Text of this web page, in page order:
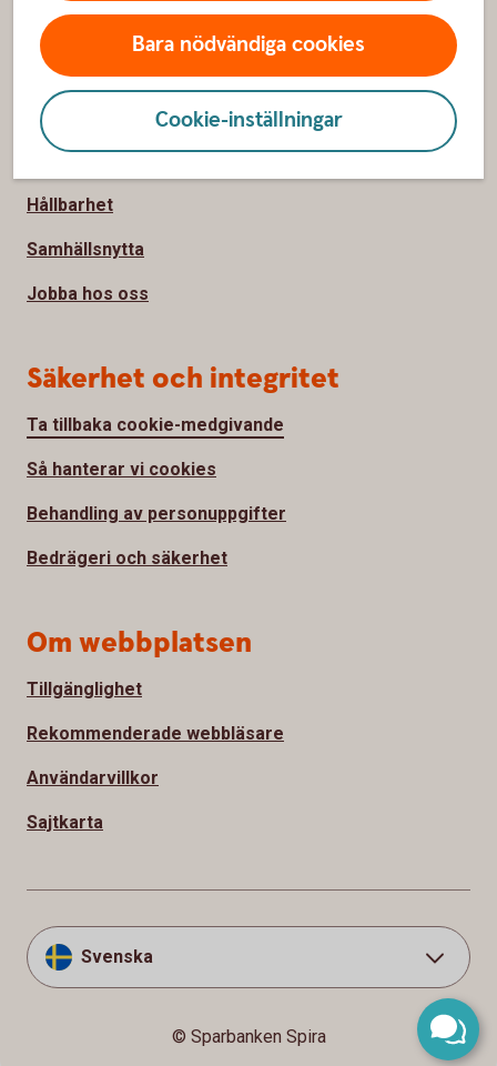
Bara nödvändiga cookies
Cookie-inställningar
Priser, räntor och kurser
Om oss
Hållbarhet
Samhällsnytta
Jobba hos oss
Säkerhet och integritet
Ta tillbaka cookie-medgivande
Så hanterar vi cookies
Behandling av personuppgifter
Bedrägeri och säkerhet
Om webbplatsen
Tillgänglighet
Rekommenderade webbläsare
Användarvillkor
Sajtkarta
Svenska
© Sparbanken Spira